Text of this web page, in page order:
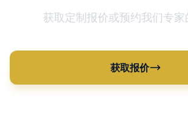
获取定制报价或预约我们专家
获取报价